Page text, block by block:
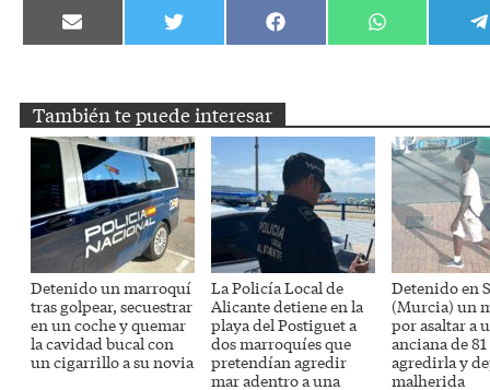
Compartir
en
Compartir
en
Compartir
en
Compartir
en
También te puede interesar
Detenido un marroquí
tras golpear, secuestrar
en un coche y quemar
la cavidad bucal con
un cigarrillo a su novia
La Policía Local de
Alicante detiene en la
playa del Postiguet a
dos marroquíes que
pretendían agredir
mar adentro a una
Detenido en
(Murcia) un
por asaltar a
anciana de
agredirla y
malherida